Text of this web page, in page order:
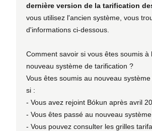
dernière version de la tarification
vous utilisez l'ancien système, vous
d'informations ci-dessous.
Comment savoir si vous êtes soumis à
nouveau système de tarification ?
Vous êtes soumis au nouveau
si :
- Vous avez rejoint Bókun après avril
- Vous êtes passé au nouveau
- Vous pouvez consulter les grilles